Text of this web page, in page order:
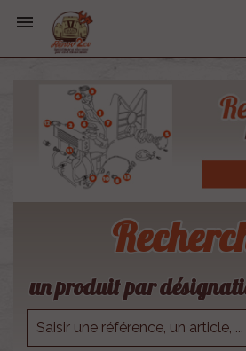

un produit par